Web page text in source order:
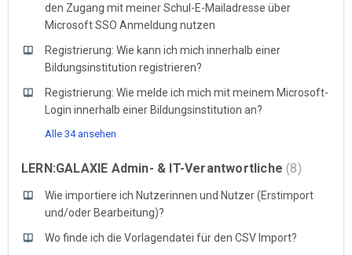
den Zugang mit meiner Schul-E-Mailadresse über
Microsoft SSO Anmeldung nutzen
Registrierung: Wie kann ich mich innerhalb einer
Bildungsinstitution registrieren?
Registrierung: Wie melde ich mich mit meinem Microsoft-
Login innerhalb einer Bildungsinstitution an?
Alle 34 ansehen
LERN:GALAXIE Admin- & IT-Verantwortliche 8
Wie importiere ich Nutzerinnen und Nutzer (Erstimport
und/oder Bearbeitung)?
Wo finde ich die Vorlagendatei für den CSV Import?